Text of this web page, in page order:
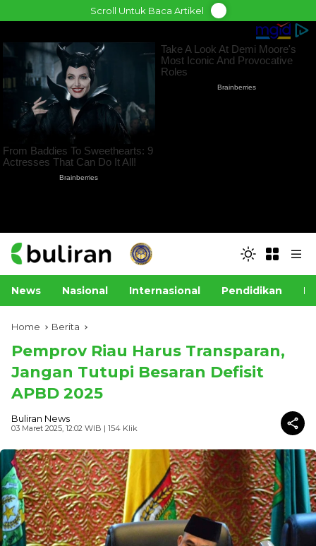
to
Scroll Untuk Baca Artikel
News Nasional Internasional Pendidikan
Home Berita
Pemprov Riau Harus Transparan,
Jangan Tutupi Besaran Defisit
APBD 2025
Buliran News
03 Maret 2025, 12:02 WIB | 154 Klik